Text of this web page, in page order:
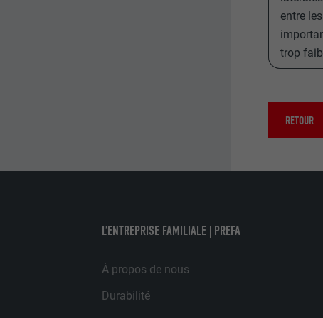
entre
trop
RETOUR
L’ENTREPRISE FAMILIALE | PREFA
À propos de nous
Durabilité
EXPIRATION
NOM
EXPIRATION